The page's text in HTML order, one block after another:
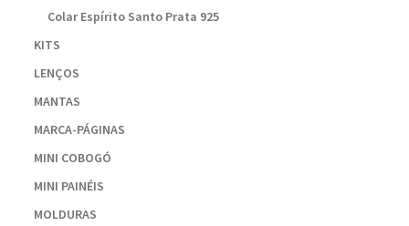
Colar Espírito Santo Prata 925
KITS
LENÇOS
MANTAS
MARCA-PÁGINAS
MINI COBOGÓ
MINI PAINÉIS
MOLDURAS